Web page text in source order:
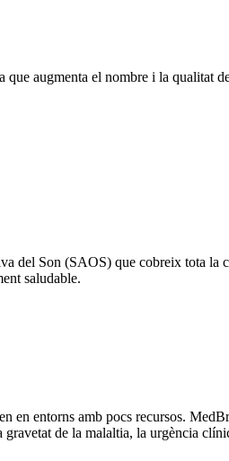
augmenta el nombre i la qualitat
del Son (SAOS) que cobreix tota la
saludable.
entorns amb pocs recursos.
de la malaltia, la urgència